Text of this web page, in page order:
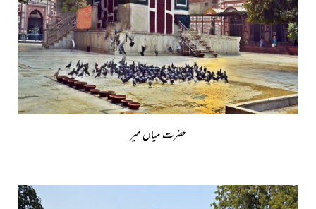
حضرت میاں میر